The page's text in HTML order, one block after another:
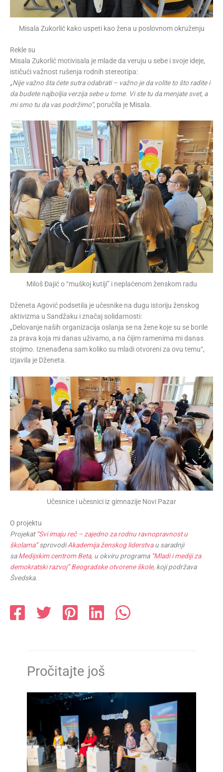
Misala Zukorlić kako uspeti kao žena u poslovnom okruženju
Rekle su
Misala Zukorlić motivisala je mlade da veruju u sebe i svoje ideje,
ističući važnost rušenja rodnih stereotipa:
„Nije važno šta ćete sutra odabrati – važno je da volite to što radite i
da budete najboljia verzija sebe u tome. Vi ste tu da menjate svet, a
mi smo tu da vas podržimo“, poručila je Misala.
Miloš Đajić o “muškoj kutiji” i neplaćenom ženskom radu
Dženeta Agović podsetila je učesnike na dugu istoriju ženskog
aktivizma u Sandžaku i značaj solidarnosti:
„Delovanje naših organizacija oslanja se na žene koje su se borile
za prava koja mi danas uživamo, a na čijim ramenima mi danas
stojimo. Iznenađena sam koliko su mladi otvoreni za ovu temu“,
izjavila je Dženeta.
Učesnice i učesnici iz gimnazije Novi Pazar
O projektu
Projekat“Svi imaju reč – zajedno za rodnu ravnopravnost u
školama”sprovodiAkademija ženskog liderstvau saradnji
saMedijskim centrom Beta, u okviru programa “Mladi i mediji za
demokratski razvoj” Beogradske otvorene škole, koji podržava
Švedska.
Pročitajte još